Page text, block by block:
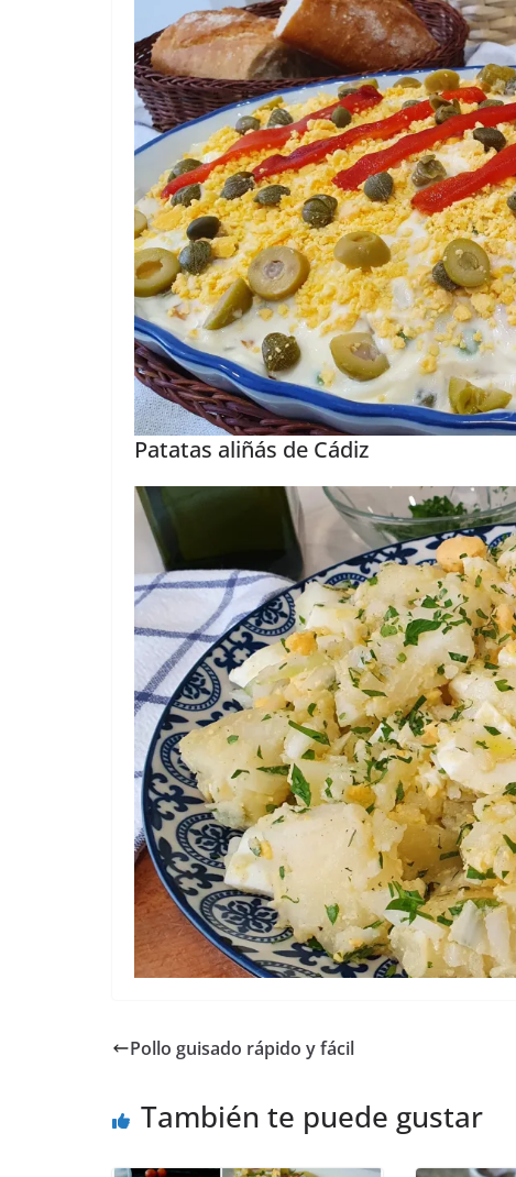
Patatas aliñás de Cádiz
Pollo guisado rápido y fácil
También te puede gustar